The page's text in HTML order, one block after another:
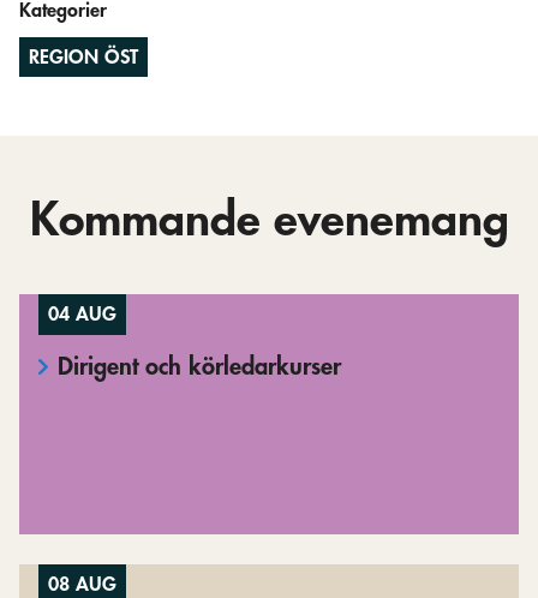
Kategorier
REGION ÖST
Kommande evenemang
04 AUG
Dirigent och körledarkurser
08 AUG